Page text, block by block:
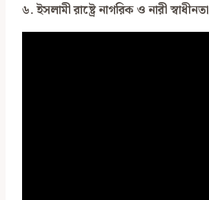
৬. ইসলামী রাষ্ট্রে নাগরিক ও নারী স্বাধীনতা